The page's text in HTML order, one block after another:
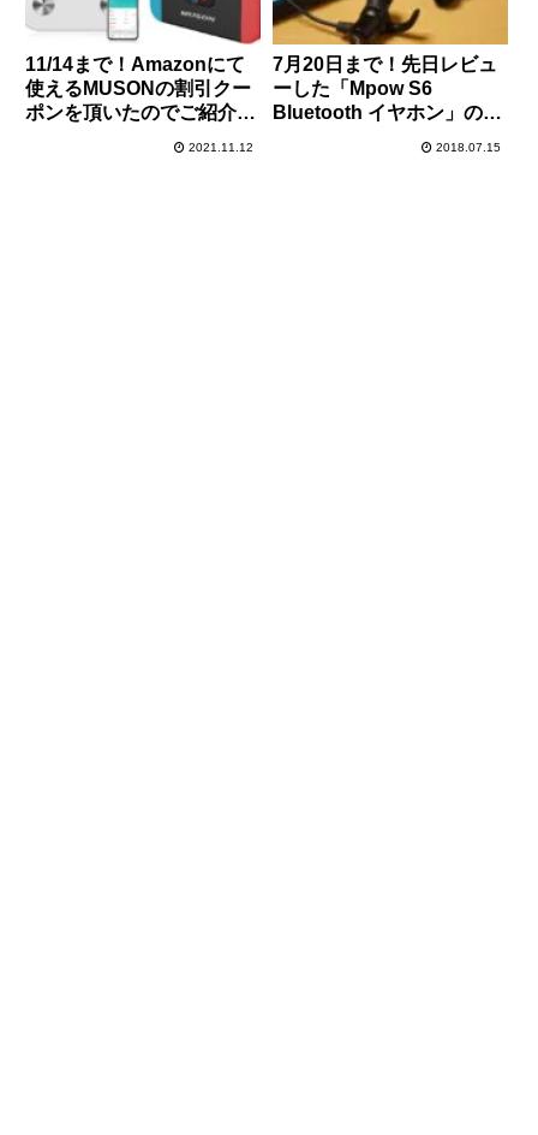
11/14まで！Amazonにて
使えるMUSONの割引クー
ポンを頂いたのでご紹介！
2021.11.12
7月20日まで！先日レビュ
ーした「Mpow S6
Bluetooth イヤホン」の
2018.07.15